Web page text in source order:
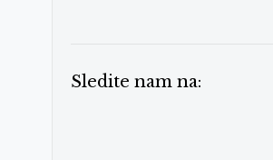
Sledite nam na: